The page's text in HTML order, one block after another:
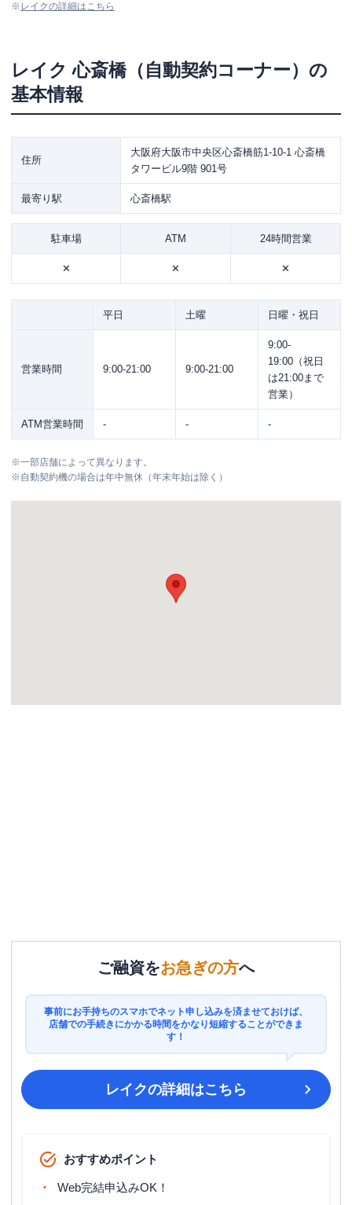
※ レイクの詳細はこちら
レイク 心斎橋（自動契約コーナー） の
基本情報
住所
大阪府大阪市中央区心斎橋筋1-10-1 心斎橋
タワービル9階 901号
最寄り駅 心斎橋駅
駐車場 ATM 24時間営業
✕ ✕ ✕
平日 土曜 日曜・祝日
営業時間 9:00-21:00 9:00-21:00
9:00-
19:00（祝日
は21:00まで
営業）
ATM営業時間 - - -
※一部店舗によって異なります。
※自動契約機の場合は年中無休（年末年始は除く）
ご融資をお急ぎの方へ
事前にお手持ちのスマホでネット申し込みを済ませておけば、
店舗での手続きにかかる時間をかなり短縮することができま
す！
レイクの詳細はこちら
おすすめポイント
Web完結申込みOK！